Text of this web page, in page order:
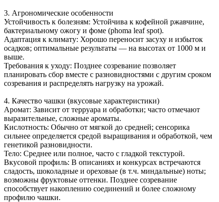
3. Агрономические особенности
Устойчивость к болезням: Устойчива к кофейной ржавчине,
бактериальному ожогу и фоме (phoma leaf spot).
Адаптация к климату: Хорошо переносит засуху и избыток
осадков; оптимальные результаты — на высотах от 1000 м и
выше.
Требования к уходу: Позднее созревание позволяет
планировать сбор вместе с разновидностями с другим сроком
созревания и распределять нагрузку на урожай.
4. Качество чашки (вкусовые характеристики)
Аромат: Зависит от терруара и обработки; часто отмечают
выразительные, сложные ароматы.
Кислотность: Обычно от мягкой до средней; сенсорика
сильнее определяется средой выращивания и обработкой, чем
генетикой разновидности.
Тело: Среднее или полное, часто с гладкой текстурой.
Вкусовой профиль: В описаниях и конкурсах встречаются
сладость, шоколадные и ореховые (в т.ч. миндальные) ноты;
возможны фруктовые оттенки. Позднее созревание
способствует накоплению соединений и более сложному
профилю чашки.